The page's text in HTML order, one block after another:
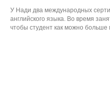
У Нади два международных
английского языка. Во время
чтобы студент как можно больше